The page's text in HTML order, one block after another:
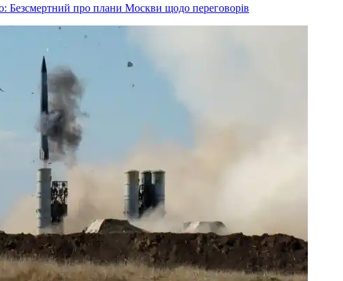
Безсмертний про плани Москви щодо переговорів